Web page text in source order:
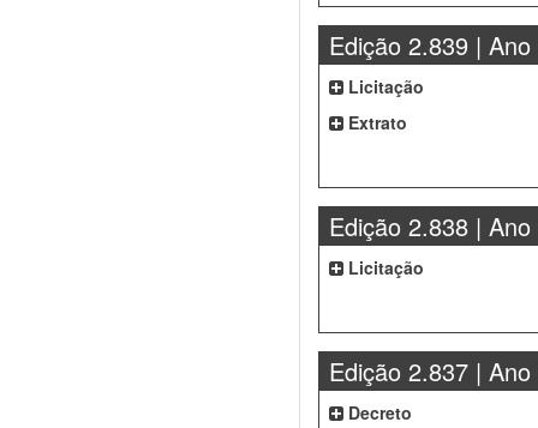
Edição 2.839 | Ano
Licitação
Extrato
Edição 2.838 | Ano
Licitação
Edição 2.837 | Ano
Decreto